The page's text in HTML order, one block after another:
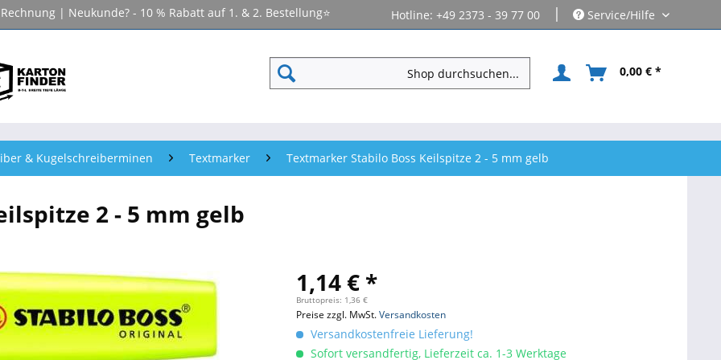
| Neukunde? - 10 % Rabatt auf 1. & 2. Bestellung⭐ Hotline: +49 2373 - 39 77 00 | Service/Hilfe
0,00 € *
& Kugelschreiberminen Textmarker Textmarker Stabilo Boss Keilspitze 2 - 5 mm gelb
2 - 5 mm gelb
1,14 € *
Bruttopreis: 1,36 €
Preise zzgl. MwSt.Versandkosten
Versandkostenfreie Lieferung!
Sofort versandfertig, Lieferzeit ca. 1-3 Werktage